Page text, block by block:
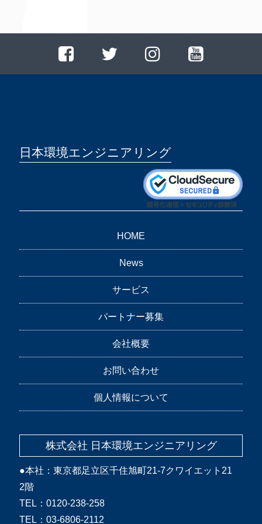
日本環境エンジニアリング
HOME
News
サービス
パートナー募集
会社概要
お問い合わせ
個人情報について
株式会社 日本環境エンジニアリング
●本社：東京都足立区千住旭町21-7クワイエット21
2階
TEL：0120-238-258
TEL：03-6806-2112